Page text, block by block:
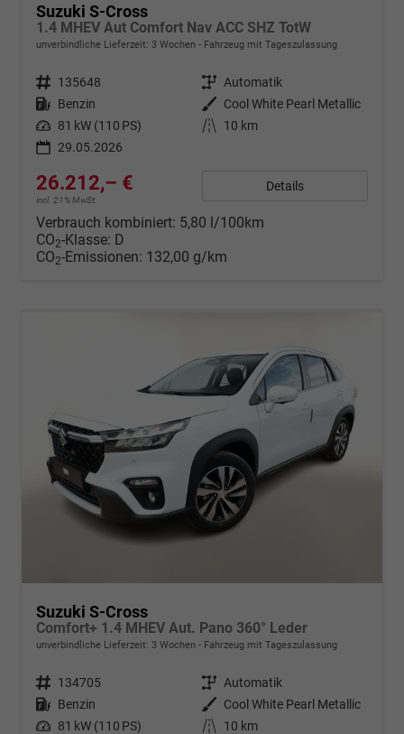
Suzuki S-Cross
1.4 MHEV Aut Comfort Nav ACC SHZ TotW
unverbindliche Lieferzeit: 3 Wochen Fahrzeug mit Tageszulassung
Fahrzeugnr. 135648 Getriebe Automatik
Kraftstoff Benzin Außenfarbe Cool White Pearl Metallic
Leistung 81 kW (110 PS) Kilometerstand
10 km
29.05.2026
26.212,– €
incl. 21% MwSt.
Details
Verbrauch kombiniert: 5,80 l/100km
CO2-Klasse: D
CO2-Emissionen: 132,00 g/km
Suzuki S-Cross
Comfort+ 1.4 MHEV Aut. Pano 360° Leder
unverbindliche Lieferzeit: 3 Wochen Fahrzeug mit Tageszulassung
Fahrzeugnr. 134705 Getriebe Automatik
Kraftstoff Benzin Außenfarbe Cool White Pearl Metallic
Leistung 81 kW (110 PS) Kilometerstand
10 km